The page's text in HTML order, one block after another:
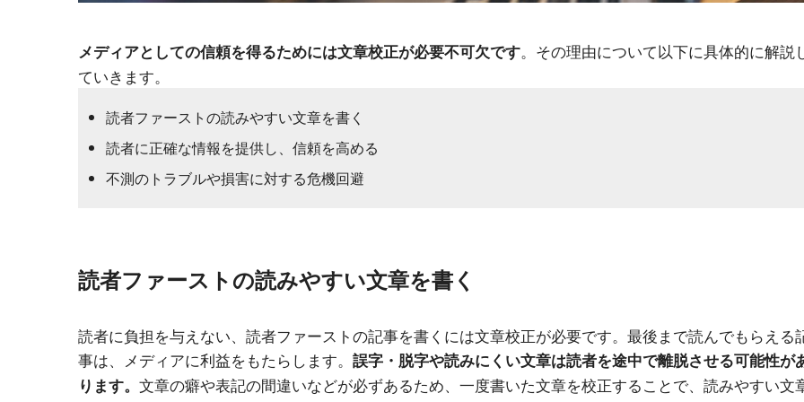
メディアとしての信頼を得るためには文章校正が必要不可欠です。その理由について以下に具体的に解説
ていきます。
読者ファーストの読みやすい文章を書く
読者に正確な情報を提供し、信頼を高める
不測のトラブルや損害に対する危機回避
読者ファーストの読みやすい文章を書く
読者に負担を与えない、読者ファーストの記事を書くには文章校正が必要です。最後まで読んでもらえる
事は、メディアに利益をもたらします。 誤字・脱字や読みにくい文章は読者を途中で離脱させる可能性が
ります。 文章の癖や表記の間違いなどが必ずあるため、一度書いた文章を校正することで、読みやすい文